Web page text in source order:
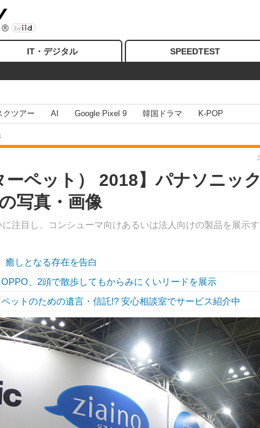
IT・デジタル SPEEDTEST
クツアー AI Google Pixel 9 韓国ドラマ K-POP
ーペット） 2018】パナソニッ
写真・画像
注目し、コンシューマ向けあるいは法人向けの製品を展示す
癒しとなる存在を告白
、2頭で散歩してもからみにくいリードを展示
ットのための遺言・信託!? 安心相談室でサービス紹介中